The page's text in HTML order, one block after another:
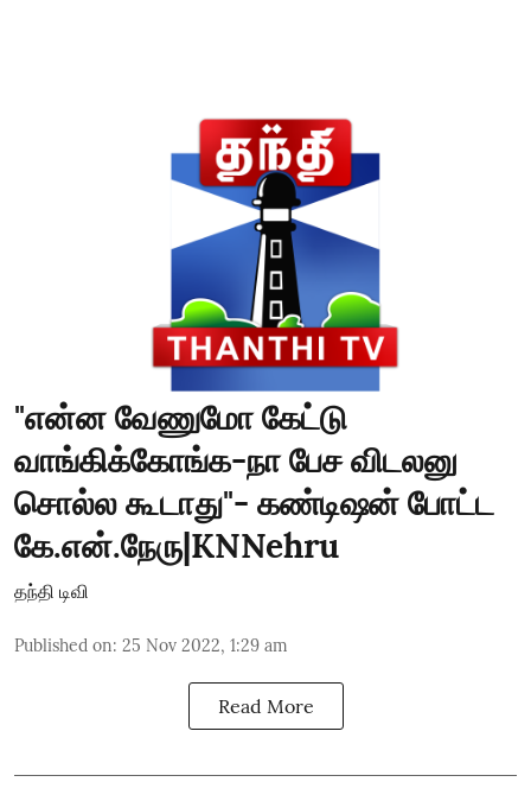
"என்ன வேணுமோ கேட்டு
வாங்கிக்கோங்க-நா பேச விடலனு
சொல்ல கூடாது"- கண்டிஷன் போட்ட
கே.என்.நேரு|KNNehru
தந்தி டிவி
Published on: 25 Nov 2022, 1:29 am
Read More